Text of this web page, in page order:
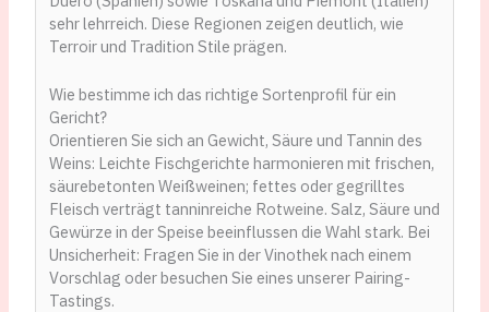
sehr lehrreich. Diese Regionen zeigen deutlich, wie
Terroir und Tradition Stile prägen.
Wie bestimme ich das richtige Sortenprofil für ein
Gericht?
Orientieren Sie sich an Gewicht, Säure und Tannin des
Weins: Leichte Fischgerichte harmonieren mit frischen,
säurebetonten Weißweinen; fettes oder gegrilltes
Fleisch verträgt tanninreiche Rotweine. Salz, Säure und
Gewürze in der Speise beeinflussen die Wahl stark. Bei
Unsicherheit: Fragen Sie in der Vinothek nach einem
Vorschlag oder besuchen Sie eines unserer Pairing-
Tastings.